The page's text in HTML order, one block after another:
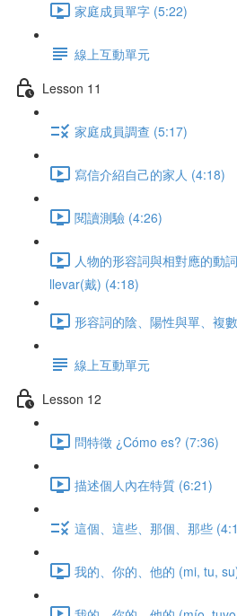
家庭成員單字 (5:22)
線上互動單元
Lesson 11
家庭成員調查 (5:17)
寫信介紹自己的家人 (4:18)
閱讀測驗 (4:26)
人物的形容詞與相對應的動
llevar(戴) (4:18)
形容詞的陰、陽性與單、複
線上互動單元
Lesson 12
問特徵 ¿Cómo es? (7:36)
描述個人內在特質 (6:21)
這個、這些、那個、那些
我的、你的、他的 (mi, tu,